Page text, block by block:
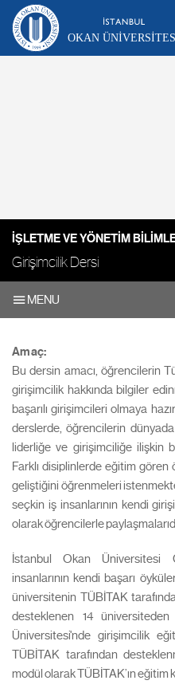
OKAN
İŞLETME VE YÖNETIM
Girişimcilik Dersi
MENU
Amaç:
Bu dersin amacı, öğrencilerin
girişimcilik hakkında bilgiler
başarılı girişimcileri olmaya
derslerde, öğrencilerin
liderliğe ve girişimciliğe ilişkin
Farklı disiplinlerde eğitim gören
geliştiğini öğrenmeleri
seçkin iş insanlarının kendi
olarak öğrencilerle
İstanbul Okan Üniversitesi
insanlarının kendi başarı
üniversitenin TÜBİTAK
desteklenen 14 üniversiteden
Üniversitesi'nde girişimcilik
TÜBİTAK tarafından
modül olarak TÜBİTAK’ın